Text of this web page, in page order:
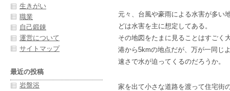
元々、台風や豪雨による水害が多い
どは水害を主に想定してある。
その地図をたまに見ることはすごく
港から5kmの地点だが、万が一同じ
速さで水が迫ってくるのだろうか。
家を出て小さな道路を渡って住宅街
生きがい
職業
自己鍛錬
運営について
サイトマップ
最近の投稿
岩盤浴